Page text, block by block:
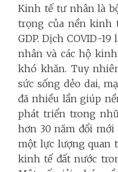
Kinh tế tư nhân là
trọng của nền kinh
GDP. Dịch COVID-
nhân và các hộ
khó khăn. Tuy
sức sống dẻo dai,
đã nhiều lần giúp
phát triển trong
hơn 30 năm đổi mới
một lực lượng quan
kinh tế đất nước